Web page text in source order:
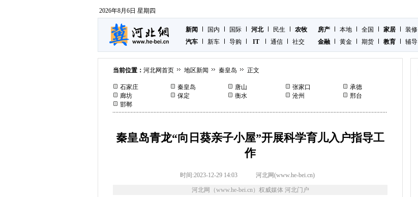
2026年8月6日 星期四
新闻 国内 国际 河北 民生
农牧
汽车
新车 导购 IT 通信 社交
房产 本地 全国 家居 装修
金融
黄金 期货 教育 辅导
当前位置： 河北网首页 地区新闻 秦皇岛 正文
石家庄 秦皇岛 唐山 张家口
承德
廊坊
保定 衡水 沧州
邢台
邯郸
秦皇岛青龙“向日葵亲子小屋”开展科学育儿入户指导工
作
时间:2023-12-29 14:03 河北网(www.he-bei.cn)
河北网（www.he-bei.cn）权威媒体 河北门户